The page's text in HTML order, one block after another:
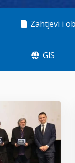
Zahtjevi i
GIS